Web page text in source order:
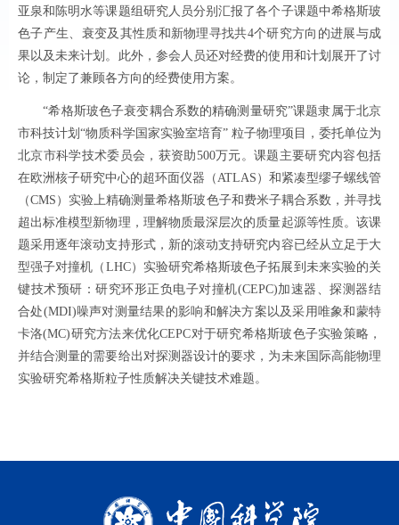
亚泉和陈明水等课题组研究人员分别汇报了各个子课题中希格斯玻
色子产生、衰变及其性质和新物理寻找共4个研究方向的进展与成
果以及未来计划。此外，参会人员还对经费的使用和计划展开了讨
论，制定了兼顾各方向的经费使用方案。
“希格斯玻色子衰变耦合系数的精确测量研究”课题隶属于北京
市科技计划“物质科学国家实验室培育” 粒子物理项目，委托单位为
北京市科学技术委员会，获资助500万元。课题主要研究内容包括
在欧洲核子研究中心的超环面仪器（ATLAS ）和紧凑型缪子螺线管
（CMS ）实验上精确测量希格斯玻色子和费米子耦合系数，并寻找
超出标准模型新物理，理解物质最深层次的质量起源等性质。该课
题采用逐年滚动支持形式，新的滚动支持研究内容已经从立足于大
型强子对撞机（ LHC）实验研究希格斯玻色子拓展到未来实验的关
键技术预研：研究环形正负电子对撞机(CEPC)加速器、探测器结
合处(MDI)噪声对测量结果的影响和解决方案以及采用唯象和蒙特
卡洛(MC)研究方法来优化CEPC对于研究希格斯玻色子实验策略，
并结合测量的需要给出对探测器设计的要求，为未来国际高能物理
实验研究希格斯粒子性质解决关键技术难题。